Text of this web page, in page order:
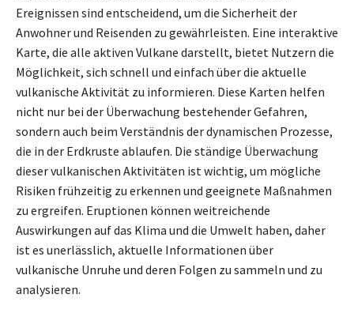
Ereignissen sind entscheidend, um die Sicherheit der
Anwohner und Reisenden zu gewährleisten. Eine interaktive
Karte, die alle aktiven Vulkane darstellt, bietet Nutzern die
Möglichkeit, sich schnell und einfach über die aktuelle
vulkanische Aktivität zu informieren. Diese Karten helfen
nicht nur bei der Überwachung bestehender Gefahren,
sondern auch beim Verständnis der dynamischen Prozesse,
die in der Erdkruste ablaufen. Die ständige Überwachung
dieser vulkanischen Aktivitäten ist wichtig, um mögliche
Risiken frühzeitig zu erkennen und geeignete Maßnahmen
zu ergreifen. Eruptionen können weitreichende
Auswirkungen auf das Klima und die Umwelt haben, daher
ist es unerlässlich, aktuelle Informationen über
vulkanische Unruhe und deren Folgen zu sammeln und zu
analysieren.